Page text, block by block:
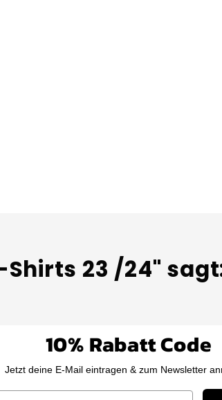
23 /24"
10% Rabatt Code
Jetzt deine E-Mail eintragen & zum Newsletter